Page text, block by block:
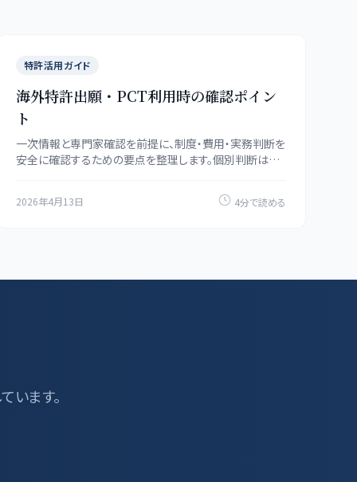
特許活用ガイド
海外特許出願・PCT利用時の確認ポイン
ト
一次情報と専門家確認を前提に、制度・費用・実務判断を
安全に確認するための要点を整理します。個別判断は一
2026年4月13日 4分で読める
ます。